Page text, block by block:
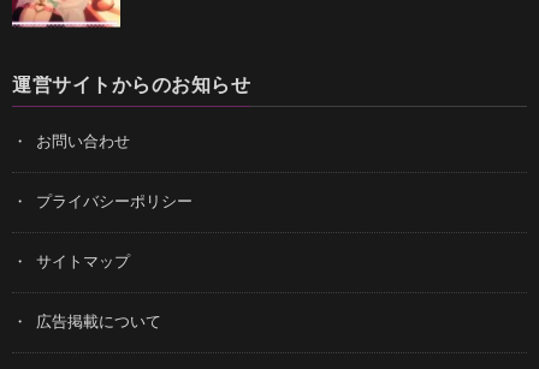
運営サイトからのお知らせ
お問い合わせ
プライバシーポリシー
サイトマップ
広告掲載について